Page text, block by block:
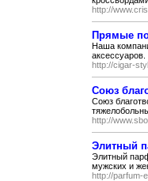
http://
Прямые
Наша
http://cigar-
Союз
Союз
http://
Элитный
Элитный
мужских и
http://parfum-